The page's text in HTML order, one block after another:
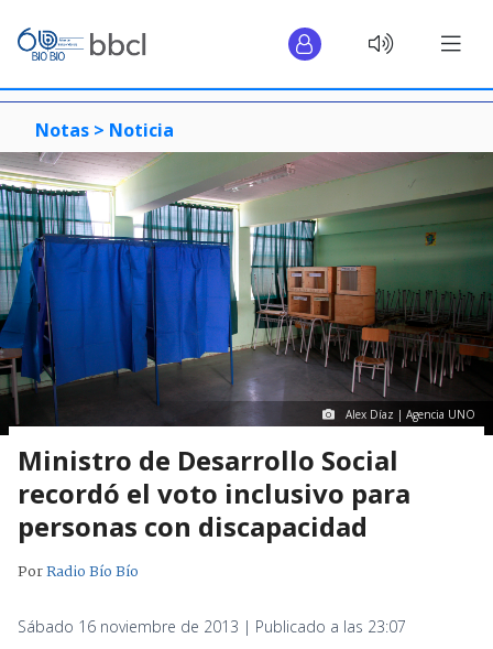
Notas > Noticia
Alex Díaz | Agencia UNO
Ministro de Desarrollo Social
recordó el voto inclusivo para
personas con discapacidad
PorRadio Bío Bío
Sábado 16 noviembre de 2013 | Publicado a las 23:07